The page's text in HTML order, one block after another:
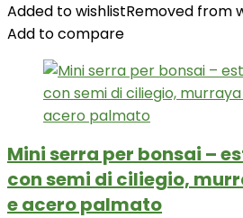
Added to wishlistRemoved from
Add to compare
Mini serra per bonsai –
con semi di ciliegio,
e acero palmato